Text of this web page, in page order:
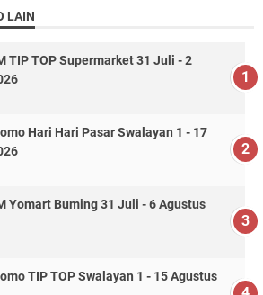
LAIN
TIP TOP Supermarket 31 Juli - 2
Hari Hari Pasar Swalayan 1 - 17
Yomart Buming 31 Juli - 6 Agustus
TIP TOP Swalayan 1 - 15 Agustus